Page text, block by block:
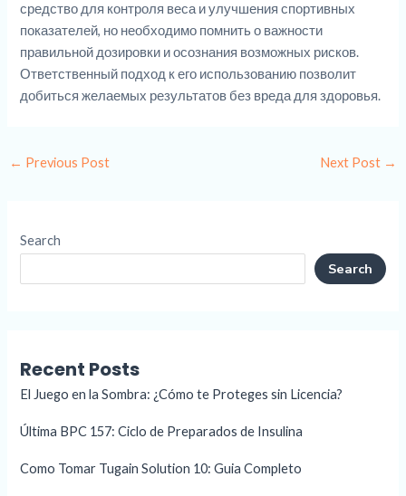
средство для контроля веса и улучшения спортивных
показателей, но необходимо помнить о важности
правильной дозировки и осознания возможных рисков.
Ответственный подход к его использованию позволит
добиться желаемых результатов без вреда для здоровья.
← Previous Post Next Post →
Search
Search
Recent Posts
El Juego en la Sombra: ¿Cómo te Proteges sin Licencia?
Última BPC 157: Ciclo de Preparados de Insulina
Como Tomar Tugain Solution 10: Guia Completo